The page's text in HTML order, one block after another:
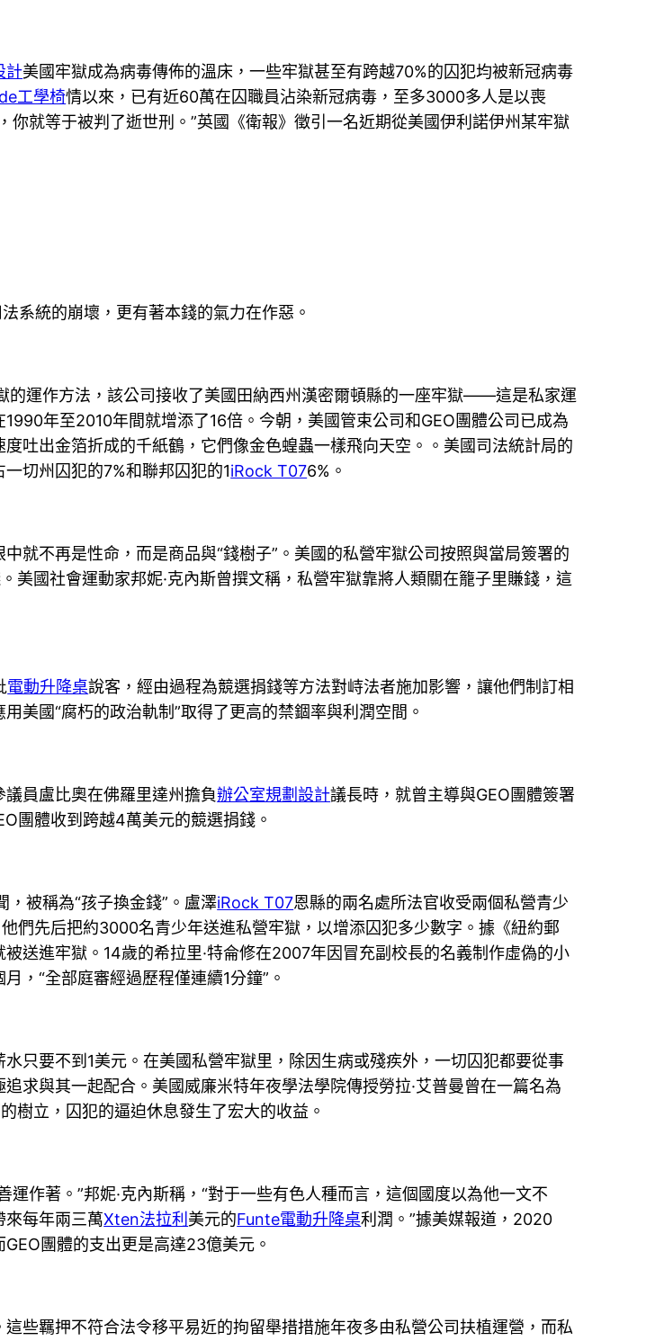
計美國牢獄成為病毒傳佈的溫床，一些牢獄甚至有跨越70%的囚犯均被新冠病毒
工學椅情以來，已有近60萬在囚職員沾染新冠病毒，至多3000多人是以喪
就等于被判了逝世刑。”英國《衛報》徵引一名近期從美國伊利諾伊州某牢獄
系統的崩壞，更有著本錢的氣力在作惡。
運作方法，該公司接收了美國田納西州漢密爾頓縣的一座牢獄——這是私家運
年至2010年間就增添了16倍。今朝，美國管束公司和GEO團體公司已成為
吐出金箔折成的千紙鶴，它們像金色蝗蟲一樣飛向天空。。美國司法統計局的
切州囚犯的7%和聯邦囚犯的1iRock T076%。
就不再是性命，而是商品與“錢樹子”。美國的私營牢獄公司按照與當局簽署的
美國社會運動家邦妮·克內斯曾撰文稱，私營牢獄靠將人類關在籠子里賺錢，這
電動升降桌說客，經由過程為競選捐錢等方法對峙法者施加影響，讓他們制訂相
美國“腐朽的政治軌制”取得了更高的禁錮率與利潤空間。
員盧比奧在佛羅里達州擔負辦公室規劃設計議長時，就曾主導與GEO團體簽署
團體收到跨越4萬美元的競選捐錢。
被稱為“孩子換金錢”。盧澤iRock T07恩縣的兩名處所法官收受兩個私營青少
先后把約3000名青少年送進私營牢獄，以增添囚犯多少數字。據《紐約郵
被送進牢獄。14歲的希拉里·特侖修在2007年因冒充副校長的名義制作虛偽的小
，“全部庭審經過歷程僅連續1分鐘”。
只要不到1美元。在美國私營牢獄里，除因生病或殘疾外，一切囚犯都要從事
求與其一起配合。美國威廉米特年夜學法學院傳授勞拉·艾普曼曾在一篇名為
樹立，囚犯的逼迫休息發生了宏大的收益。
作著。”邦妮·克內斯稱，“對于一些有色人種而言，這個國度以為他一文不
來每年兩三萬Xten法拉利 美元的Funte電動升降桌利潤。”據美媒報道，2020
團體的支出更是高達23億美元。
些羈押不符合法令移平易近的拘留舉措措施年夜多由私營公司扶植運營，而私